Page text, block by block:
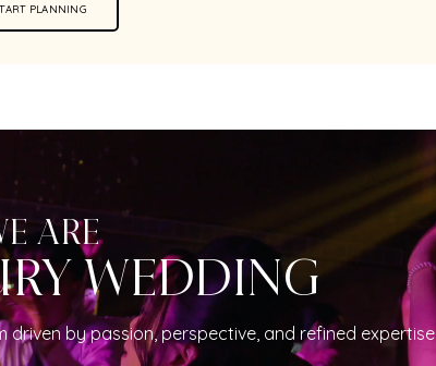
PLANNING
ARE
WEDDING
by passion, perspective, and refined expertise